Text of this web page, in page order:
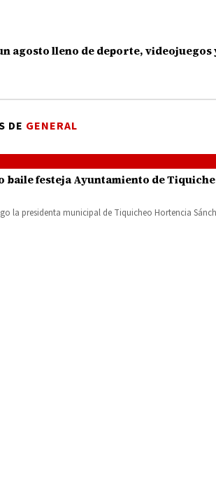
agosto lleno de deporte,
DE GENERAL
baile festeja Ayuntamiento de
la presidenta municipal de Tiquicheo Hortencia